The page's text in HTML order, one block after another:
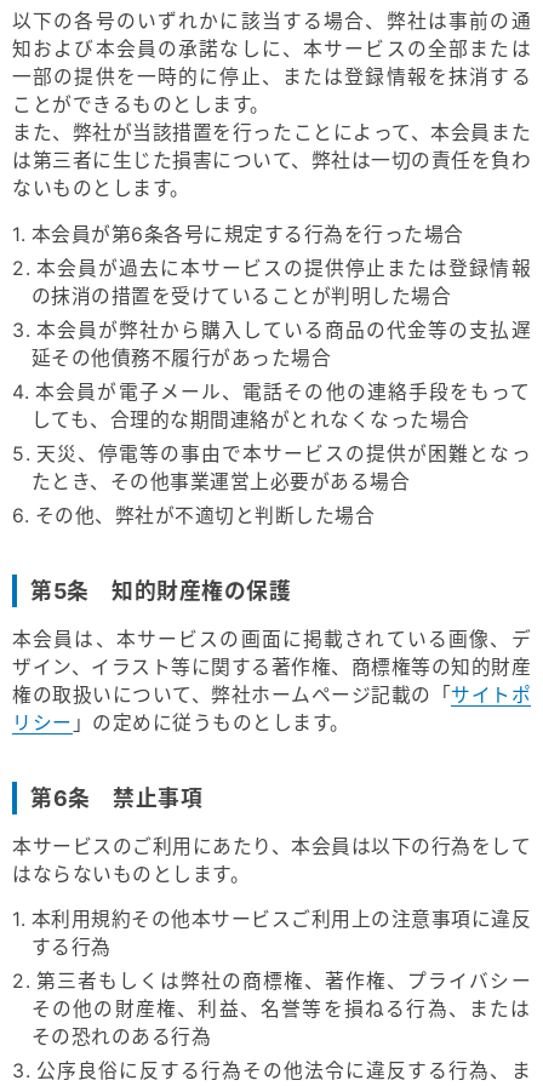
以下の各号のいずれかに該当する場合、弊社は事前の通
知および本会員の承諾なしに、本サービスの全部または
一部の提供を一時的に停止、または登録情報を抹消する
ことができるものとします。
また、弊社が当該措置を行ったことによって、本会員また
は第三者に生じた損害について、弊社は一切の責任を負わ
ないものとします。
1. 本会員が第6条各号に規定する行為を行った場合
2. 本会員が過去に本サービスの提供停止または登録情報
の抹消の措置を受けていることが判明した場合
3. 本会員が弊社から購入している商品の代金等の支払遅
延その他債務不履行があった場合
4. 本会員が電子メール、電話その他の連絡手段をもって
しても、合理的な期間連絡がとれなくなった場合
5. 天災、停電等の事由で本サービスの提供が困難となっ
たとき、その他事業運営上必要がある場合
6. その他、弊社が不適切と判断した場合
第5条 知的財産権の保護
本会員は、本サービスの画面に掲載されている画像、デ
ザイン、イラスト等に関する著作権、商標権等の知的財産
権の取扱いについて、弊社ホームページ記載の「 サイトポ
リシー 」の定めに従うものとします。
第6条 禁止事項
本サービスのご利用にあたり、本会員は以下の行為をして
はならないものとします。
1. 本利用規約その他本サービスご利用上の注意事項に違反
する行為
2. 第三者もしくは弊社の商標権、著作権、プライバシー
その他の財産権、利益、名誉等を損ねる行為、または
その恐れのある行為
3. 公序良俗に反する行為その他法令に違反する行為、ま